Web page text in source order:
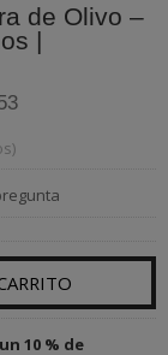
de Olivo –
|
10 % de